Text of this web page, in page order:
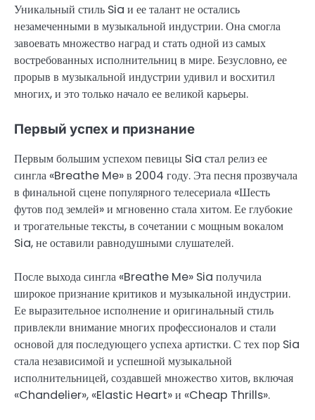
Уникальный стиль Sia и ее талант не остались
незамеченными в музыкальной индустрии. Она смогла
завоевать множество наград и стать одной из самых
востребованных исполнительниц в мире. Безусловно, ее
прорыв в музыкальной индустрии удивил и восхитил
многих, и это только начало ее великой карьеры.
Первый успех и признание
Первым большим успехом певицы Sia стал релиз ее
сингла «Breathe Me» в 2004 году. Эта песня прозвучала
в финальной сцене популярного телесериала «Шесть
футов под землей» и мгновенно стала хитом. Ее глубокие
и трогательные тексты, в сочетании с мощным вокалом
Sia, не оставили равнодушными слушателей.
После выхода сингла «Breathe Me» Sia получила
широкое признание критиков и музыкальной индустрии.
Ее выразительное исполнение и оригинальный стиль
привлекли внимание многих профессионалов и стали
основой для последующего успеха артистки. С тех пор Sia
стала независимой и успешной музыкальной
исполнительницей, создавшей множество хитов, включая
«Chandelier», «Elastic Heart» и «Cheap Thrills».